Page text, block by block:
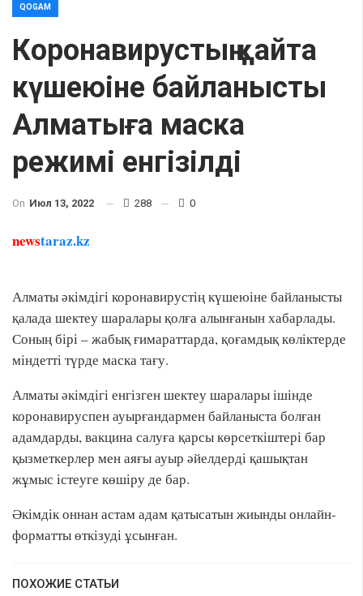
QOGAM
Коронавирустың қайта
күшеюіне байланысты
Алматыға маска
режимі енгізілді
On Июл 13, 2022 288 0
newstaraz.kz
Алматы әкімдігі коронавирустің күшеюіне байланысты
қалада шектеу шаралары қолға алынғанын хабарлады.
Соның бірі – жабық ғимараттарда, қоғамдық көліктерде
міндетті түрде маска тағу.
Алматы әкімдігі енгізген шектеу шаралары ішінде
коронавируспен ауырғандармен байланыста болған
адамдарды, вакцина салуға қарсы көрсеткіштері бар
қызметкерлер мен аяғы ауыр әйелдерді қашықтан
жұмыс істеуге көшіру де бар.
Әкімдік оннан астам адам қатысатын жиынды онлайн-
форматты өткізуді ұсынған.
ПОХОЖИЕ СТАТЬИ